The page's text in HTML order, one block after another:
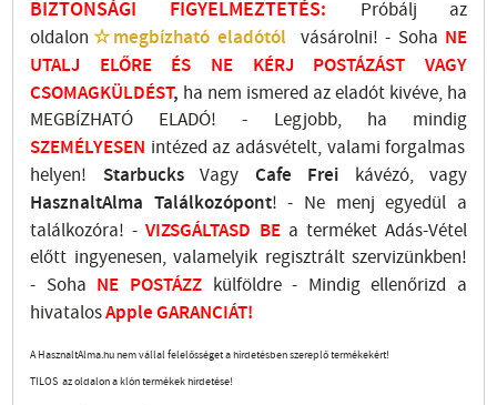
BIZTONSÁGI FIGYELMEZTETÉS:
Próbálj az
oldalon ☆megbízható eladótól vásárolni! - Soha NE
UTALJ ELŐRE ÉS NE KÉRJ POSTÁZÁST VAGY
CSOMAGKÜLDÉST, ha nem ismered az eladót kivéve, ha
MEGBÍZHATÓ ELADÓ! - Legjobb, ha mindig
SZEMÉLYESEN intézed az adásvételt, valami forgalmas
helyen! StarbucksVagy Cafe Frei kávézó, vagy
HasznaltAlma Találkozópont! - Ne menj egyedül a
találkozóra! - VIZSGÁLTASD BEa terméket Adás-Vétel
előtt ingyenesen, valamelyik regisztrált szervizünkben!
- Soha NE POSTÁZZ külföldre- Mindig ellenőrizd a
hivatalosApple GARANCIÁT!
A HasznaltAlma.hu nem vállal felelősséget a hirdetésben szereplő termékekért!
TILOS az oldalon a klón termékek hirdetése!